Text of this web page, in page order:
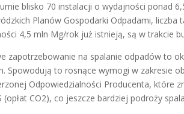
blisko 70 instalacji o wydajności ponad
Planów Gospodarki Odpadami, liczba
4,5 mln Mg/rok już istnieją, są w trakcie
zapotrzebowanie na spalanie odpadów to
Spowodują to rosnące wymogi w zakresie
Odpowiedzialności Producenta, które
(opłat CO2), co jeszcze bardziej podroży